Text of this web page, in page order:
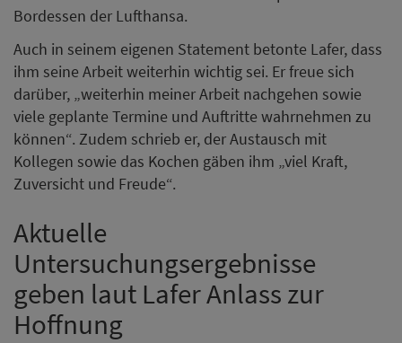
Bordessen der Lufthansa.
Auch in seinem eigenen Statement betonte Lafer, dass
ihm seine Arbeit weiterhin wichtig sei. Er freue sich
darüber, „weiterhin meiner Arbeit nachgehen sowie
viele geplante Termine und Auftritte wahrnehmen zu
können“. Zudem schrieb er, der Austausch mit
Kollegen sowie das Kochen gäben ihm „viel Kraft,
Zuversicht und Freude“.
Aktuelle
Untersuchungsergebnisse
geben laut Lafer Anlass zur
Hoffnung